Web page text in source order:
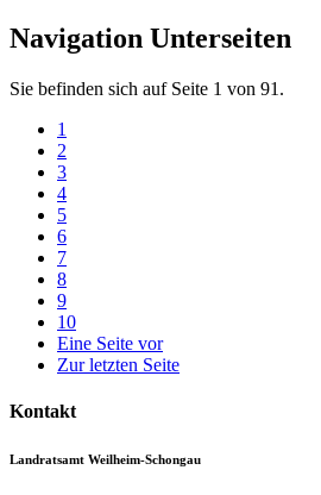
Navigation Unterseiten
Sie befinden sich auf Seite 1 von 91.
1
2
3
4
5
6
7
8
9
10
Eine Seite vor
Zur letzten Seite
Kontakt
Landratsamt Weilheim-Schongau